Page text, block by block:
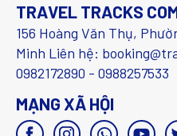
TRAVEL TRACKS
156 Hoàng Văn Thụ,
Minh Liên hệ:
0982172890 - 0988257533
MẠNG XÃ HỘI